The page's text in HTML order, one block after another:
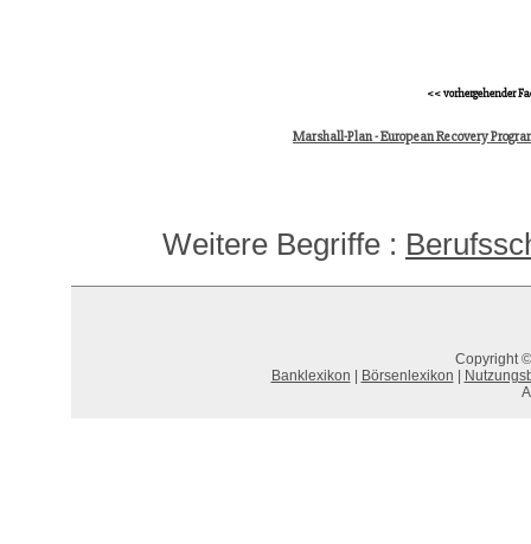
<< vorhergehender
Marshall-Plan - European Recovery
Weitere Begriffe :
Copyright
Banklexikon
Börsenlexikon